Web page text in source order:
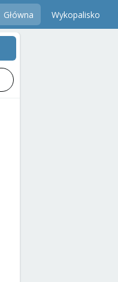
Główna Wykopalisko